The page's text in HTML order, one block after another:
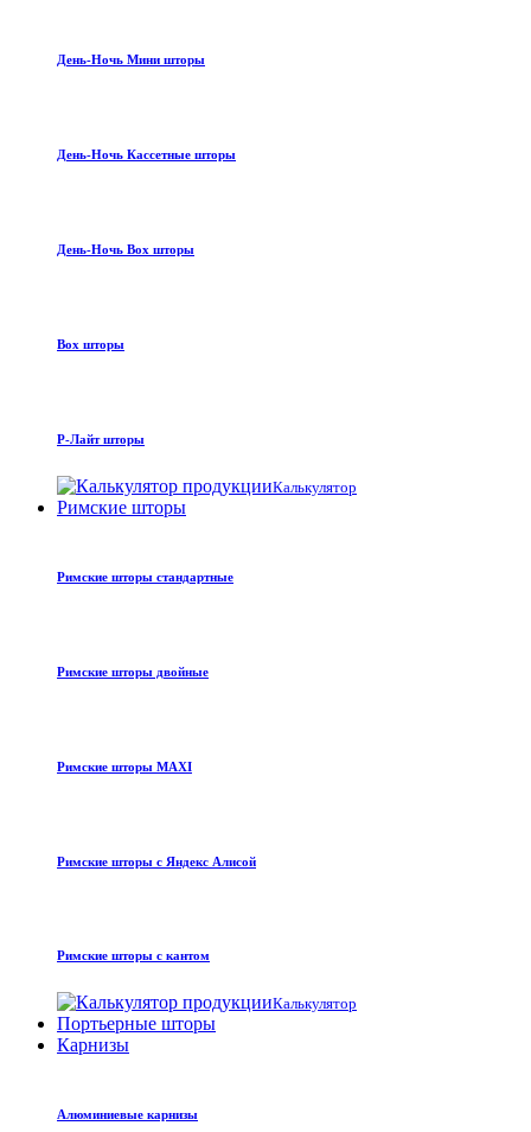
День-Ночь Мини шторы
День-Ночь Кассетные шторы
День-Ночь Box шторы
Box шторы
Р-Лайт шторы
Калькулятор
Римские шторы
Римские шторы стандартные
Римские шторы двойные
Римские шторы MAXI
Римские шторы с Яндекс Алисой
Римские шторы с кантом
Калькулятор
Портьерные шторы
Карнизы
Алюминиевые карнизы